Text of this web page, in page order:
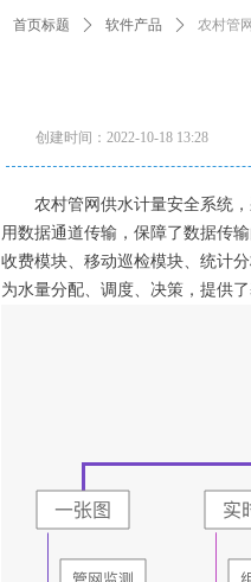
创建时间： 2022-10-18 13:28
农村管网供水计量安全系统
用数据通道传输，保障了数据传
收费模块、移动巡检模块、统计
为水量分配、调度、决策，提供了
首页标题 ꄲ 软件产品 ꄲ 农村管